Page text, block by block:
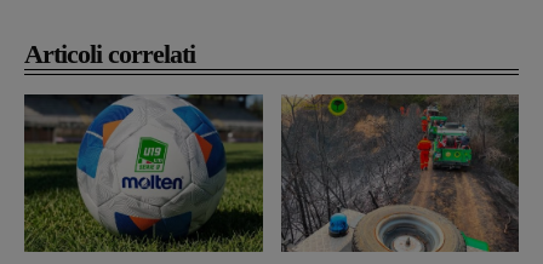
Articoli correlati